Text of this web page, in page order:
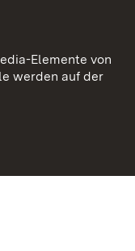
Elemente von
werden auf der